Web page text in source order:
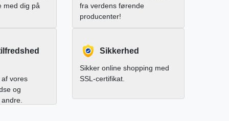
med dig på
fra verdens førende
producenter!
vores
og
Sikkerhed
Sikker online shopping med
SSL-certifikat.